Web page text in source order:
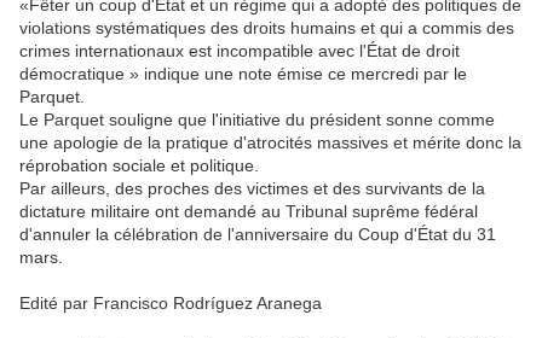
«Fêter un coup d'État et un régime qui a adopté des politiques de
violations systématiques des droits humains et qui a commis des
crimes internationaux est incompatible avec l'État de droit
démocratique » indique une note émise ce mercredi par le
Parquet.
Le Parquet souligne que l'initiative du président sonne comme
une apologie de la pratique d'atrocités massives et mérite donc la
réprobation sociale et politique.
Par ailleurs, des proches des victimes et des survivants de la
dictature militaire ont demandé au Tribunal suprême fédéral
d'annuler la célébration de l'anniversaire du Coup d'État du 31
mars.
Edité par Francisco Rodríguez Aranega